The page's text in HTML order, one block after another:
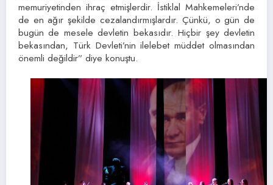
memuriyetinden ihraç etmişlerdir. İstiklal Mahkemeleri’nde
de en ağır şekilde cezalandırmışlardır. Çünkü, o gün de
bugün de mesele devletin bekasıdır. Hiçbir şey devletin
bekasından, Türk Devleti’nin ilelebet müddet olmasından
önemli değildir” diye konuştu.